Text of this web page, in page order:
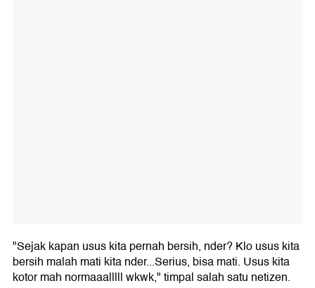
"Sejak kapan usus kita pernah bersih, nder? Klo usus kita
bersih malah mati kita nder...Serius, bisa mati. Usus kita
kotor mah normaaalllll wkwk," timpal salah satu netizen.